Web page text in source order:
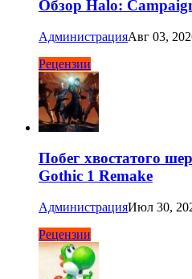
Обзор Halo:
АдминистрацияАвг 03,
Рецензии
Побег хвостатого
Gothic 1 Remake
АдминистрацияИюл 30,
Рецензии